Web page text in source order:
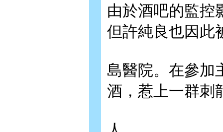
由於酒吧的監控
但許純良也因此
島醫院。在參加
酒，惹上一群刺